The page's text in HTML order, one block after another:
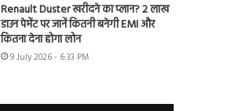
Renault Duster खरीदने का प्लान? 2 लाख
डाउन पेमेंट पर जानें कितनी बनेगी EMI और
कितना देना होगा लोन
9 July 2026 - 6:33 PM